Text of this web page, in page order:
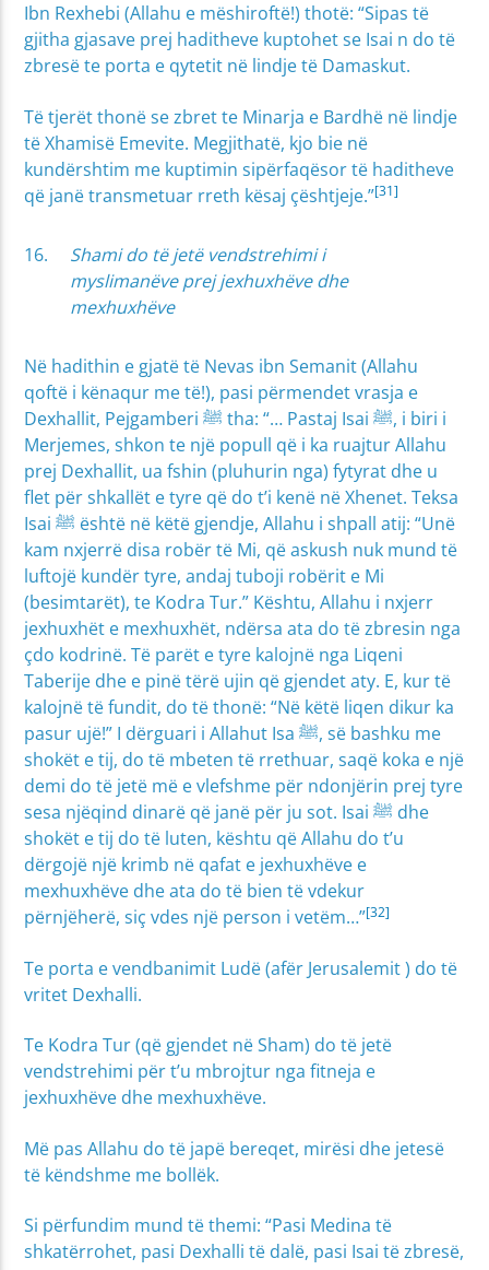
Ibn Rexhebi (Allahu e mëshiroftë!) thotë: “Sipas të
gjitha gjasave prej haditheve kuptohet se Isai n do të
zbresë te porta e qytetit në lindje të Damaskut.
Të tjerët thonë se zbret te Minarja e Bardhë në lindje
të Xhamisë Emevite. Megjithatë, kjo bie në
kundërshtim me kuptimin sipërfaqësor të haditheve
që janë transmetuar rreth kësaj çështjeje.”[31]
Shami do të jetë vendstrehimi i
myslimanëve prej jexhuxhëve dhe
mexhuxhëve
Në hadithin e gjatë të Nevas ibn Semanit (Allahu
qoftë i kënaqur me të!), pasi përmendet vrasja e
Dexhallit, Pejgamberi ﷺ tha: “… Pastaj Isai ﷺ, i biri i
Merjemes, shkon te një popull që i ka ruajtur Allahu
prej Dexhallit, ua fshin (pluhurin nga) fytyrat dhe u
flet për shkallët e tyre që do t’i kenë në Xhenet. Teksa
Isai ﷺ është në këtë gjendje, Allahu i shpall atij: “Unë
kam nxjerrë disa robër të Mi, që askush nuk mund të
luftojë kundër tyre, andaj tuboji robërit e Mi
(besimtarët), te Kodra Tur.” Kështu, Allahu i nxjerr
jexhuxhët e mexhuxhët, ndërsa ata do të zbresin nga
çdo kodrinë. Të parët e tyre kalojnë nga Liqeni
Taberije dhe e pinë tërë ujin që gjendet aty. E, kur të
kalojnë të fundit, do të thonë: “Në këtë liqen dikur ka
pasur ujë!” I dërguari i Allahut Isa ﷺ, së bashku me
shokët e tij, do të mbeten të rrethuar, saqë koka e një
demi do të jetë më e vlefshme për ndonjërin prej tyre
sesa njëqind dinarë që janë për ju sot. Isai ﷺ dhe
shokët e tij do të luten, kështu që Allahu do t’u
dërgojë një krimb në qafat e jexhuxhëve e
mexhuxhëve dhe ata do të bien të vdekur
përnjëherë, siç vdes një person i vetëm…”[32]
Te porta e vendbanimit Ludë (afër Jerusalemit ) do të
vritet Dexhalli.
Te Kodra Tur (që gjendet në Sham) do të jetë
vendstrehimi për t’u mbrojtur nga fitneja e
jexhuxhëve dhe mexhuxhëve.
Më pas Allahu do të japë bereqet, mirësi dhe jetesë
të këndshme me bollëk.
Si përfundim mund të themi: “Pasi Medina të
shkatërrohet, pasi Dexhalli të dalë, pasi Isai të zbresë,